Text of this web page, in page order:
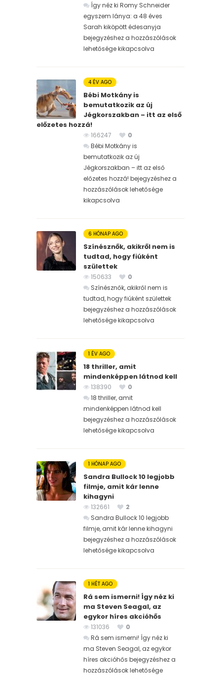
Így néz ki Romy Schneider
egyszem lánya: a 48 éves
Sarah kiköpött édesanyja
bejegyzéshez a hozzászólások
lehetősége kikapcsolva
4 ÉV AGO
Bébi Motkány is
bemutatkozik az új
Jégkorszakban – itt az első
előzetes hozzá!
166247
0
Bébi Motkány is
bemutatkozik az új
Jégkorszakban – itt az első
előzetes hozzá! bejegyzéshez a
hozzászólások lehetősége
kikapcsolva
6 HÓNAP AGO
Színésznők, akikről nem is
tudtad, hogy fiúként
születtek
150633
0
Színésznők, akikről nem is
tudtad, hogy fiúként születtek
bejegyzéshez a hozzászólások
lehetősége kikapcsolva
1 ÉV AGO
18 thriller, amit
mindenképpen látnod kell
138390
0
18 thriller, amit
mindenképpen látnod kell
bejegyzéshez a hozzászólások
lehetősége kikapcsolva
1 HÓNAP AGO
Sandra Bullock 10 legjobb
filmje, amit kár lenne
kihagyni
132661
2
Sandra Bullock 10 legjobb
filmje, amit kár lenne kihagyni
bejegyzéshez a hozzászólások
lehetősége kikapcsolva
1 HÉT AGO
Rá sem ismerni! Így néz ki
ma Steven Seagal, az
egykor híres akcióhős
131036
0
Rá sem ismerni! Így néz ki
ma Steven Seagal, az egykor
híres akcióhős bejegyzéshez a
hozzászólások lehetősége